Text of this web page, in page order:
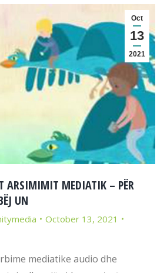
Oct
13
2021
ARSIMIMIT MEDIATIK – PËR
UN
October 13, 2021
mediatike audio dhe